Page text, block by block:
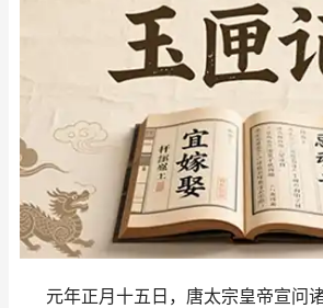
元年正月十五日，唐太宗皇帝宣问